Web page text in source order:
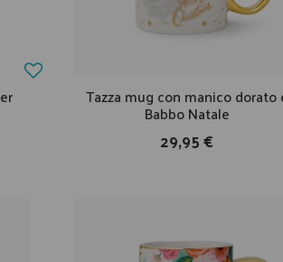
Tazza mug con manico dorato
Babbo Natale
29,95 €